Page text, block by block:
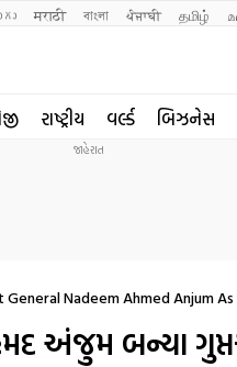
मराठी বাংলা ਪੰਜਾਬੀ தமிழ்
રાષ્ટ્રીય વર્લ્ડ બિઝનેસ
Nadeem Ahmed Anjum As
અંજુમ બન્યા